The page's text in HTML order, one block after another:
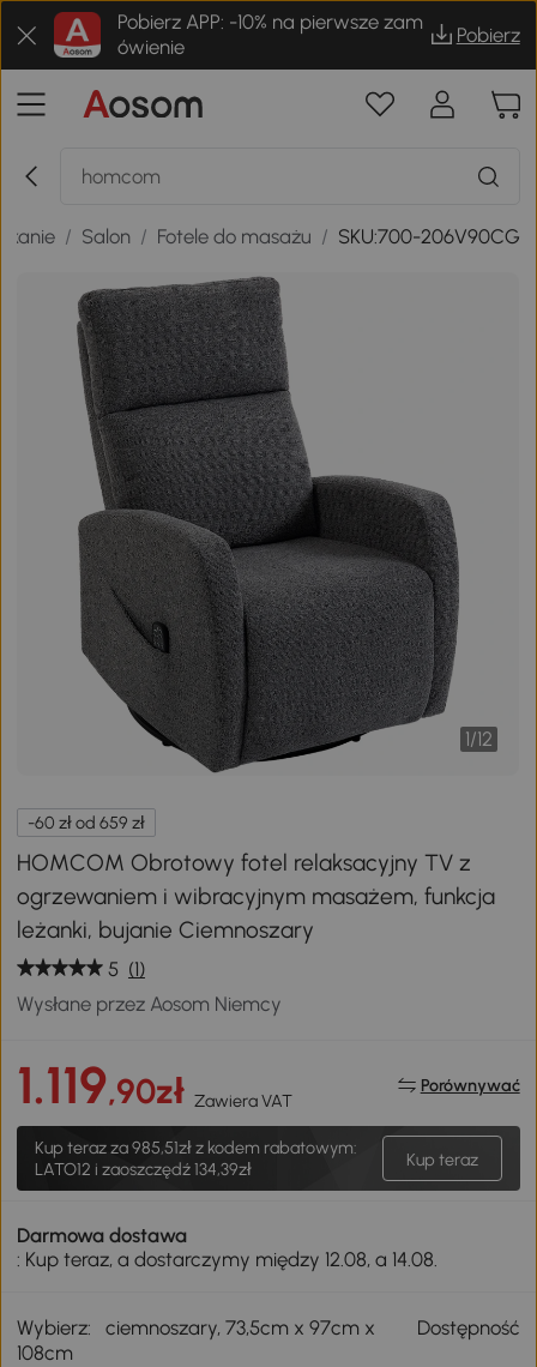
Pobierz APP: -10% na pierwsze zam
ówienie
Pobierz
/ Salon / Fotele do masażu / SKU:700-206V90CG
1/12
-60 zł od 659 zł
HOMCOM Obrotowy fotel relaksacyjny TV z
ogrzewaniem i wibracyjnym masażem, funkcja
leżanki, bujanie Ciemnoszary
5 (1)
Wysłane przez Aosom Niemcy
1.119,90zł Zawiera VAT
Porównywać
Kup teraz za985,51złz kodem rabatowym:
LATO12 i zaoszczędź 134,39zł
Kup teraz
Darmowa dostawa
: Kup teraz, a dostarczymy między 12.08, a 14.08.
Wybierz:
ciemnoszary, 73,5cm x 97cm x
108cm
Dostępność